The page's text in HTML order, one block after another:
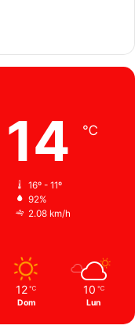
14 ℃
16º - 11º
92%
2.08 km/h
12 ℃
Dom
10 ℃
Lun